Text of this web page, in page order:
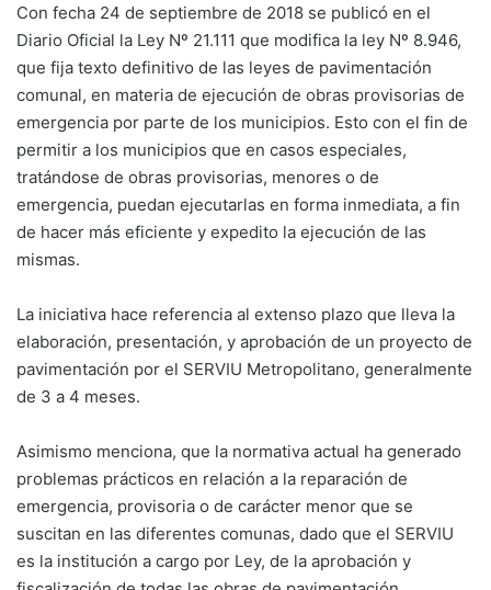
Con fecha 24 de septiembre de 2018 se publicó en el
Diario Oficial la Ley Nº 21.111 que modifica la ley Nº 8.946,
que fija texto definitivo de las leyes de pavimentación
comunal, en materia de ejecución de obras provisorias de
emergencia por parte de los municipios. Esto con el fin de
permitir a los municipios que en casos especiales,
tratándose de obras provisorias, menores o de
emergencia, puedan ejecutarlas en forma inmediata, a fin
de hacer más eficiente y expedito la ejecución de las
mismas.
La iniciativa hace referencia al extenso plazo que lleva la
elaboración, presentación, y aprobación de un proyecto de
pavimentación por el SERVIU Metropolitano, generalmente
de 3 a 4 meses.
Asimismo menciona, que la normativa actual ha generado
problemas prácticos en relación a la reparación de
emergencia, provisoria o de carácter menor que se
suscitan en las diferentes comunas, dado que el SERVIU
es la institución a cargo por Ley, de la aprobación y